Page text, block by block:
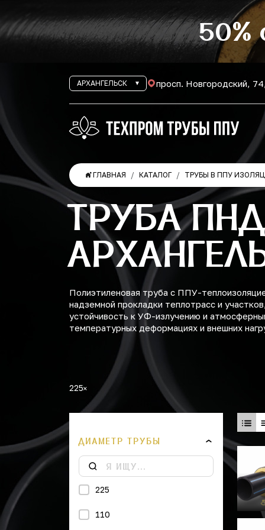
50%
АРХАНГЕЛЬСК просп. Новгородский,
ГЛАВНАЯ КАТАЛОГ ТРУБЫ В ППУ
ТРУБА
Полиэтиленовая труба с ППУ-
надземной прокладки теплотрасс и
устойчивость к УФ-излучению и
температурных деформациях и внешних
225
ДИАМЕТР ТРУБЫ
225
110